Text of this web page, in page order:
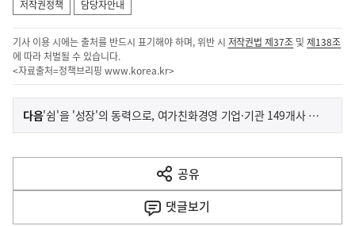
저작권정책
담당자안내
기사 이용 시에는 출처를 반드시 표기해야 하며, 위반 시 저작권법 제37조 및제138조
에 따라 처벌될 수 있습니다.
<자료출처=정책브리핑 www.korea.kr>
이
전
다
음
다음기
사
'쉼'을 '성장'의 동력으로, 여가친화경영 기업·기관 149개사 인증
공유
열
기
댓글보기